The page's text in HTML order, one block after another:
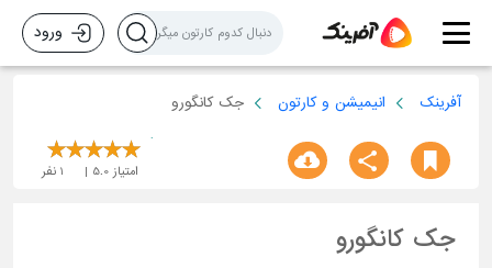
ورود
آفرینک انیمیشن و کارتون جک کانگورو
امتیاز 5.0
1 نفر
جک کانگورو